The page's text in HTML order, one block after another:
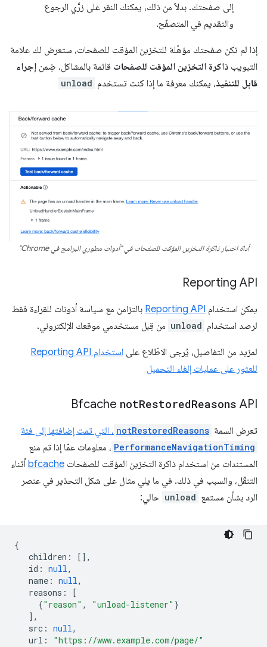
إلى صفحتك. بدلاً من ذلك، يمكنك النقر على زرَّي الرجوع
والتقديم في المتصفّح.
إذا لم تكن صفحتك مؤهّلة للتخزين المؤقت للصفحات، ستعرض لك علامة
التبويب ذاكرة التخزين المؤقت للصفحات قائمة بالمشاكل. ضِمن إجراء
قابل للتنفيذ، يمكنك معرفة ما إذا كنت تستخدم unload
أداة اختبار ذاكرة التخزين المؤقت للصفحات في "أدوات مطوري البرامج في Chrome"
Reporting API
يمكن استخدام Reporting API بالتزامن مع سياسة أذونات للقراءة فقط
لرصد استخدام unload من قِبل مستخدمي موقعك الإلكتروني.
لمزيد من التفاصيل، يُرجى الاطّلاع على
استخدام Reporting API
للعثور على عمليات إلغاء التحميل
‫Bfcache notRestoredReasons API
تعرض السمة notRestoredReasons ، التي تمت إضافتها إلى فئة
PerformanceNavigationTiming ، معلومات عمّا إذا تم منع
المستندات من استخدام ذاكرة التخزين المؤقت للصفحات bfcache أثناء
التنقّل، والسبب في ذلك. في ما يلي مثال على شكل التحذير في عنصر
الرد بشأن مستمع unload حالي:
{
children :
[],
id : null,
name : null,
reasons :
[
{"reason" , "unload-listener" }
],
src : null,
url :
"https://www.example.com/page/"